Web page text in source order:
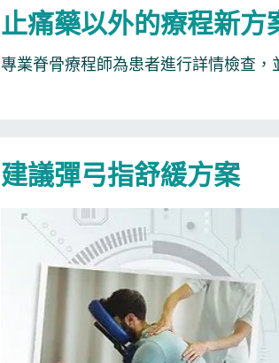
止痛藥以外的療程新方
專業脊骨療程師為患者進行詳情檢查
建議彈弓指舒緩方案